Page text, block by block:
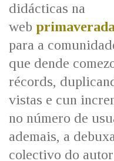
didácticas na
web
para a
que dende
récords,
vistas e cun
no número de
ademais, a
colectivo do